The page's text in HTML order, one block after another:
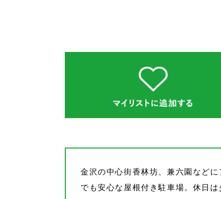
金沢の中心街香林坊、兼六園など
でも安心な屋根付き駐車場。休日